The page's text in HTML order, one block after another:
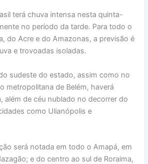
terá chuva intensa nesta quinta-
no período da tarde. Para todo o
do Acre e do Amazonas, a previsão é
e trovoadas isoladas.
sudeste do estado, assim como no
metropolitana de Belém, haverá
além de céu nublado no decorrer do
como Ulianópolis e
será notada em todo o Amapá, em
e do centro ao sul de Roraima,